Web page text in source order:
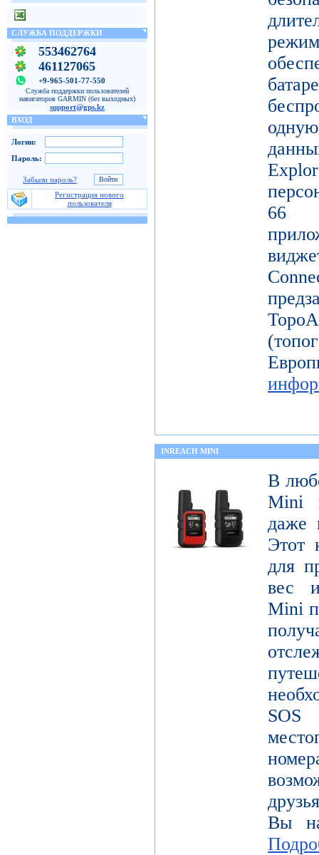
СЛУЖБА ПОДДЕРЖКИ
553462764
461127065
+9-965-501-77-550
Служба поддержки пользователей
навигаторов GARMIN (без выходных)
support@gps.kz
ВХОД
Логин:
Пароль:
Забыли пароль?
Регистрация нового
пользователя
66
INREACH MINI
В
Mini
даже
Этот
для
вес
Mini
Вы